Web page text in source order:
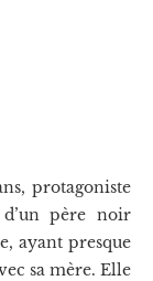
protagoniste
père noir
ayant presque
sa mère. Elle